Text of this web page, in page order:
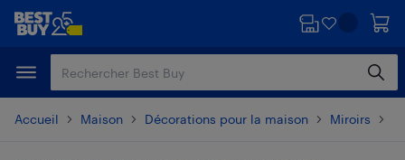
Passer
principal
Passer
Accueil Maison Décorations pour la maison Miroirs